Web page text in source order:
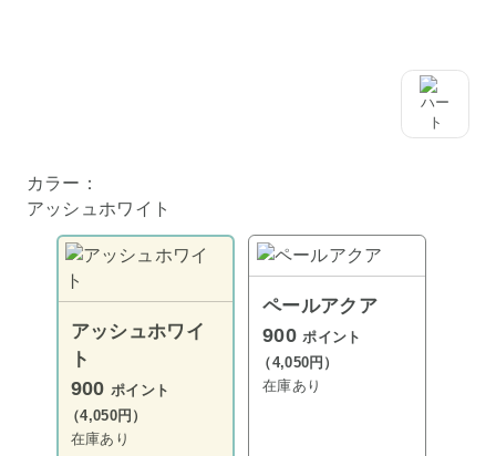
カラー：
アッシュホワイト
アッシュホワイ
ト
900ポイント
（4,050円）
在庫あり
ペールアクア
900ポイント
（4,050円）
在庫あり